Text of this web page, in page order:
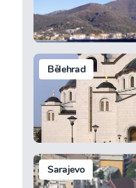
Bělehrad
Sarajevo